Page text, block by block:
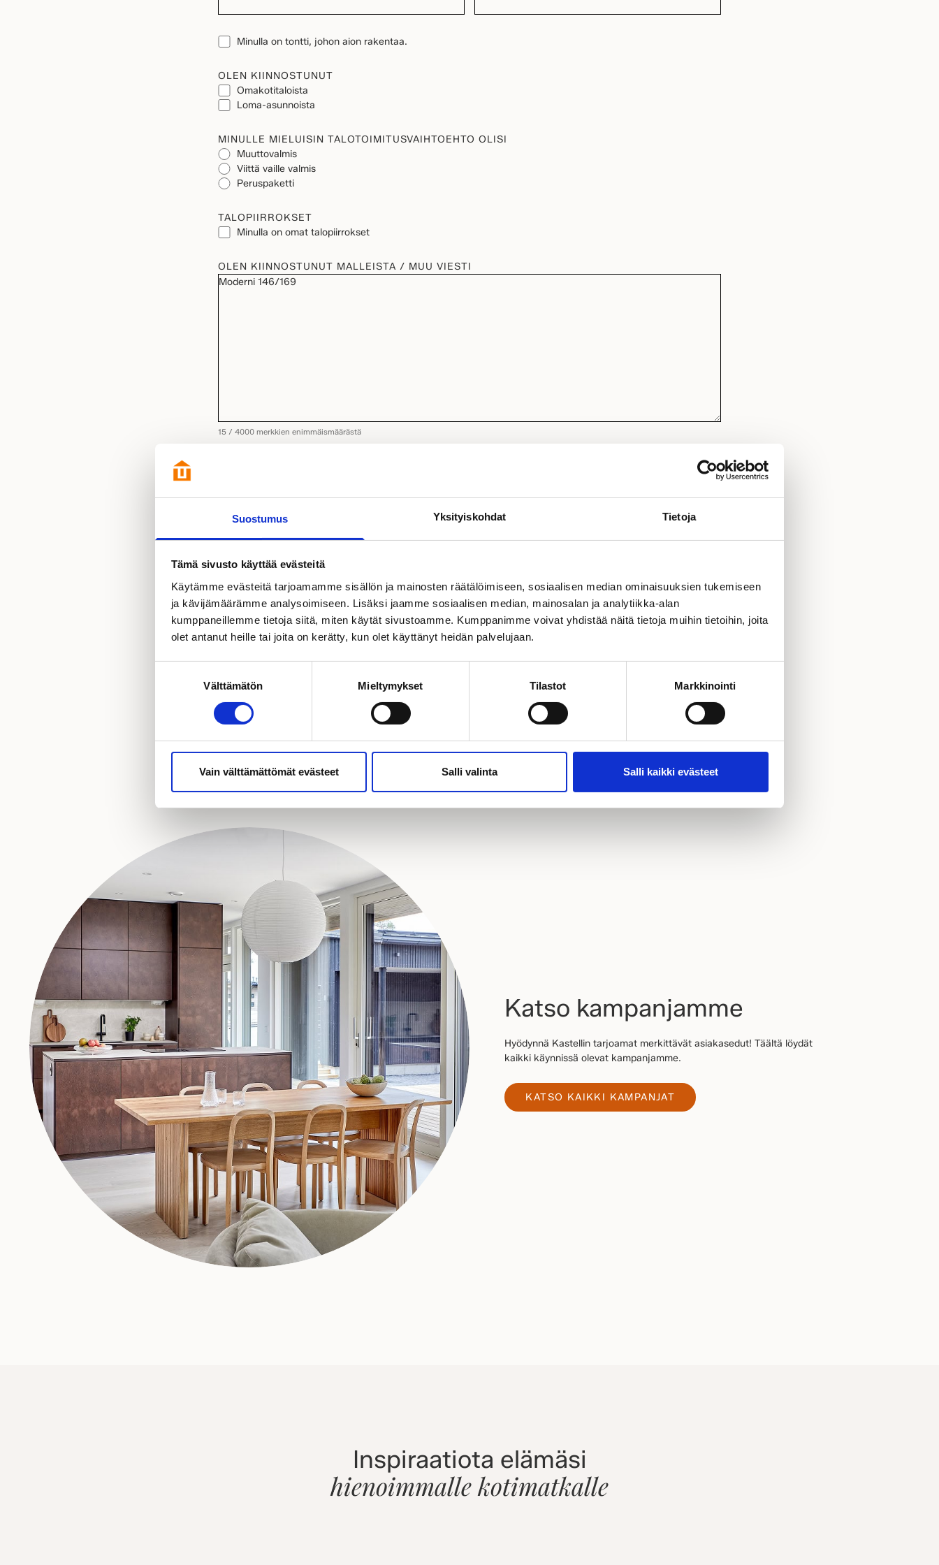
Suostumus Yksityiskohdat Tietoja
Tämä sivusto käyttää evästeitä
Käytämme evästeitä tarjoamamme sisällön ja mainosten räätälöimiseen, sosiaalisen median ominaisuuksien tukemiseen
ja kävijämäärämme analysoimiseen. Lisäksi jaamme sosiaalisen median, mainosalan ja analytiikka-alan
kumppaneillemme tietoja siitä, miten käytät sivustoamme. Kumppanimme voivat yhdistää näitä tietoja muihin tietoihin, joita
olet antanut heille tai joita on kerätty, kun olet käyttänyt heidän palvelujaan.
Välttämätön Mieltymykset Tilastot Markkinointi
Vain välttämättömät evästeet Salli valinta Salli kaikki evästeet
TONTTIMinulla on tontti, johon aion rakentaa.
OLEN KIINNOSTUNUT
Omakotitaloista
Loma-asunnoista
MINULLE MIELUISIN TALOTOIMITUSVAIHTOEHTO OLISI
Muuttovalmis
Viittä vaille valmis
Peruspaketti
TALOPIIRROKSET
Minulla on omat talopiirrokset
OLEN KIINNOSTUNUT MALLEISTA / MUU VIESTI
15 / 4000 merkkien enimmäismäärästä
UUTISKIRJEEN
TILAUS
Haluan saada ajankohtaista tietoa tapahtumista, tarjouksista ja Kastelli-uutuuksista sähköpostitse.
Katso kampanjamme
Hyödynnä Kastellin tarjoamat merkittävät asiakasedut! Täältä löydät
kaikki käynnissä olevat kampanjamme.
KATSO KAIKKI KAMPANJAT
Inspiraatiota elämäsi
hienoimmalle kotimatkalle